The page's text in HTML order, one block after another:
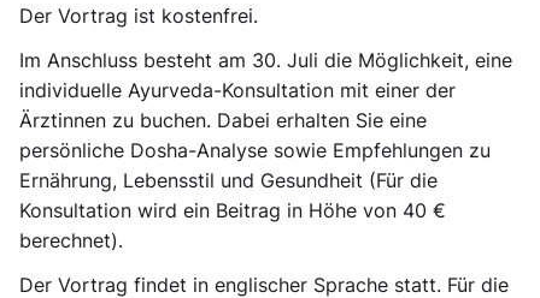
Der Vortrag ist kostenfrei.
Im Anschluss besteht am 30. Juli die Möglichkeit, eine
individuelle Ayurveda-Konsultation mit einer der
Ärztinnen zu buchen. Dabei erhalten Sie eine
persönliche Dosha-Analyse sowie Empfehlungen zu
Ernährung, Lebensstil und Gesundheit (Für die
Konsultation wird ein Beitrag in Höhe von 40 €
berechnet).
Der Vortrag findet in englischer Sprache statt. Für die